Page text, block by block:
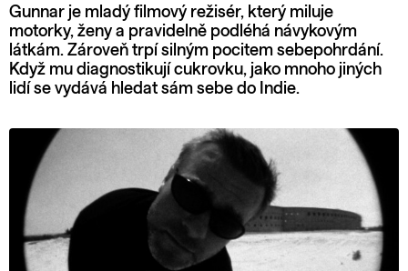
Gunnar je mladý filmový režisér, který miluje
motorky, ženy a pravidelně podléhá návykovým
látkám. Zároveň trpí silným pocitem sebepohrdání.
Když mu diagnostikují cukrovku, jako mnoho jiných
lidí se vydává hledat sám sebe do Indie.